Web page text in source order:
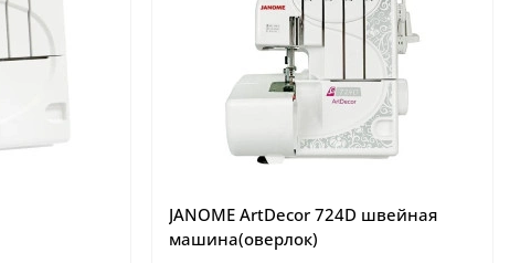
JANOME ArtDecor 724D швейная
машина(оверлок)